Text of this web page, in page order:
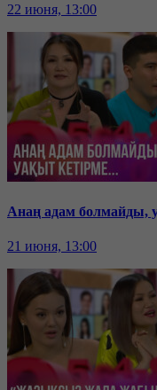
22 июня, 13:00
Анаң адам болмайды,
21 июня, 13:00